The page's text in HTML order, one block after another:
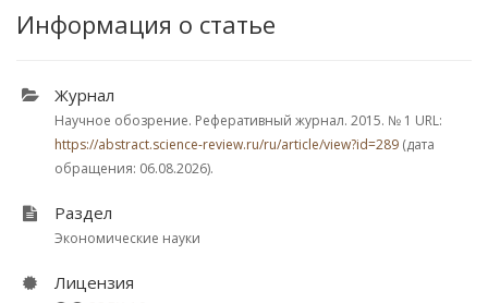
Информация о статье
Журнал
Научное обозрение. Реферативный журнал. 2015. № 1 URL:
https://abstract.science-review.ru/ru/article/view?id=289 (дата
обращения: 06.08.2026).
Раздел
Экономические науки
Лицензия